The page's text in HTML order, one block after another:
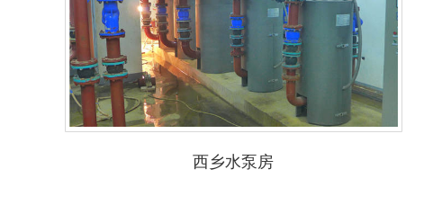
西乡水泵房